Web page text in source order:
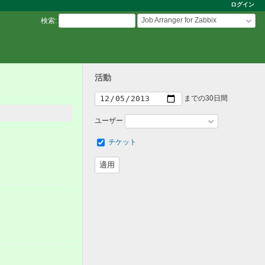
ログイン
検索: Job Arranger for Zabbix
活動
までの30日間
ユーザー
チケット